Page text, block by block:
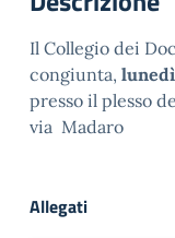
Il Collegio dei
congiunta,
presso il plesso
via Madaro
Allegati